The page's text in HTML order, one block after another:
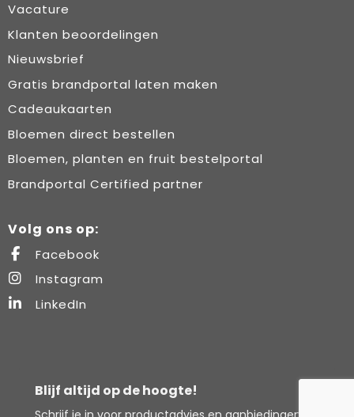
Vacature
Klanten beoordelingen
Nieuwsbrief
Gratis brandportal laten maken
Cadeaukaarten
Bloemen direct bestellen
Bloemen, planten en fruit bestelportal
Brandportal Certified partner
Volg ons op:
Facebook
Instagram
LinkedIn
Blijf altijd op de hoogte!